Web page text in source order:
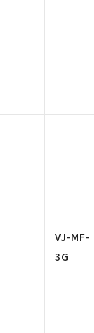
VJ-MF-
3G